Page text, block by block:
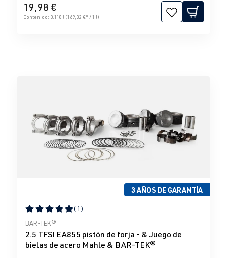
19,98 €
Contenido: 0.118 l (169,32 €* / 1 l)
3 AÑOS DE GARANTÍA
Calificación promedio de 5 de 5 estrellas
(1)
BAR-TEK®
2.5 TFSI EA855 pistón de forja - & Juego de
bielas de acero Mahle & BAR-TEK®